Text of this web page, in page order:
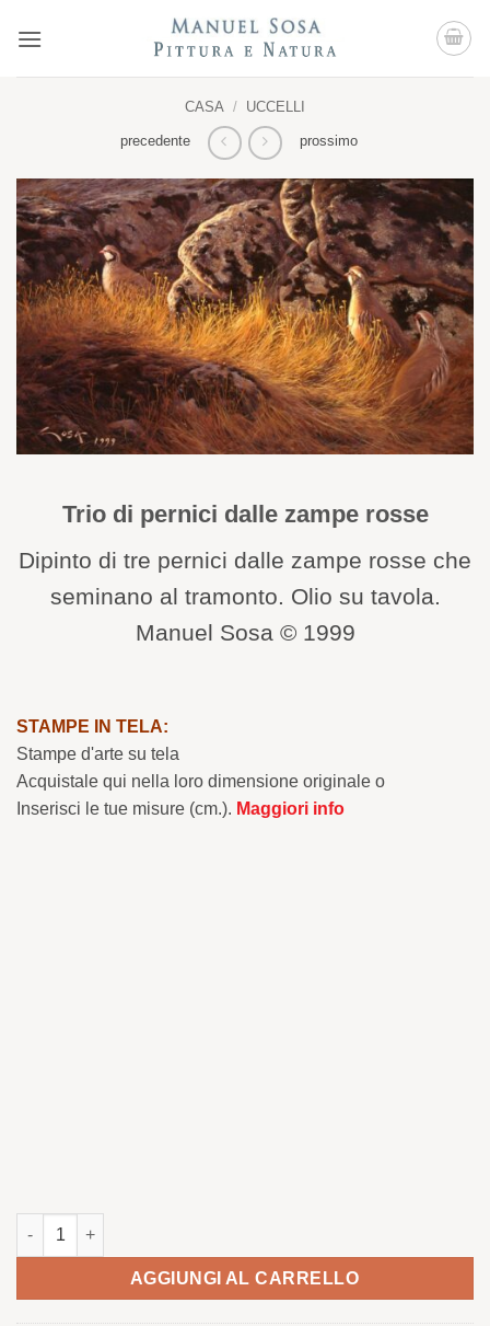
CASA / UCCELLI
precedente prossimo
Trio di pernici dalle zampe rosse
Dipinto di tre pernici dalle zampe rosse che
seminano al tramonto. Olio su tavola.
Manuel Sosa © 1999
STAMPE IN TELA:
Stampe d'arte su tela
Acquistale qui nella loro dimensione originale o
Inserisci le tue misure (cm.). Maggiori info
Trio di pernici rosse quantità
AGGIUNGI AL CARRELLO